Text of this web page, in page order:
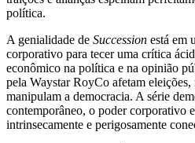
política.
A genialidade de Succession está em
corporativo para tecer uma crítica
econômico na política e na opinião
pela Waystar RoyCo afetam
manipulam a democracia. A série
contemporâneo, o poder corporativo
intrinsecamente e perigosamente